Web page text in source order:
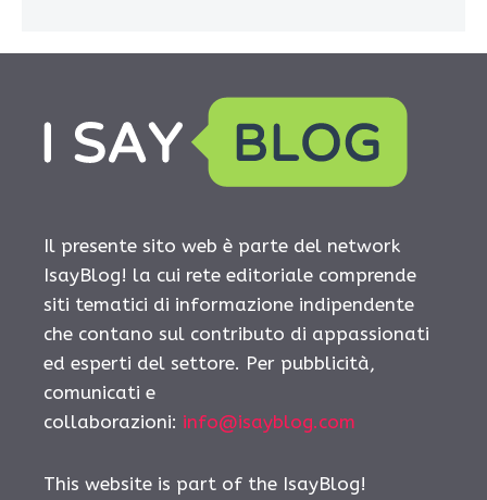
Il presente sito web è parte del network
IsayBlog! la cui rete editoriale comprende
siti tematici di informazione indipendente
che contano sul contributo di appassionati
ed esperti del settore. Per pubblicità,
comunicati e
collaborazioni: info@isayblog.com
This website is part of the IsayBlog!